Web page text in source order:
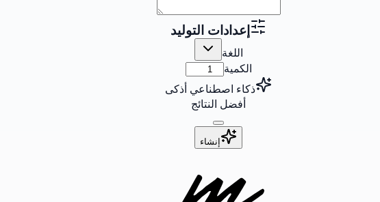
إعدادات التوليد
اللغة
الكمية
ذكاء اصطناعي أذكى
أفضل النتائج
إنشاء